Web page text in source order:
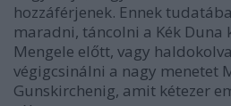
hozzáférjenek. Ennek
maradni, táncolni a Kék
Mengele előtt, vagy
végigcsinálni a nagy menetet
Gunskirchenig, amit kétezer